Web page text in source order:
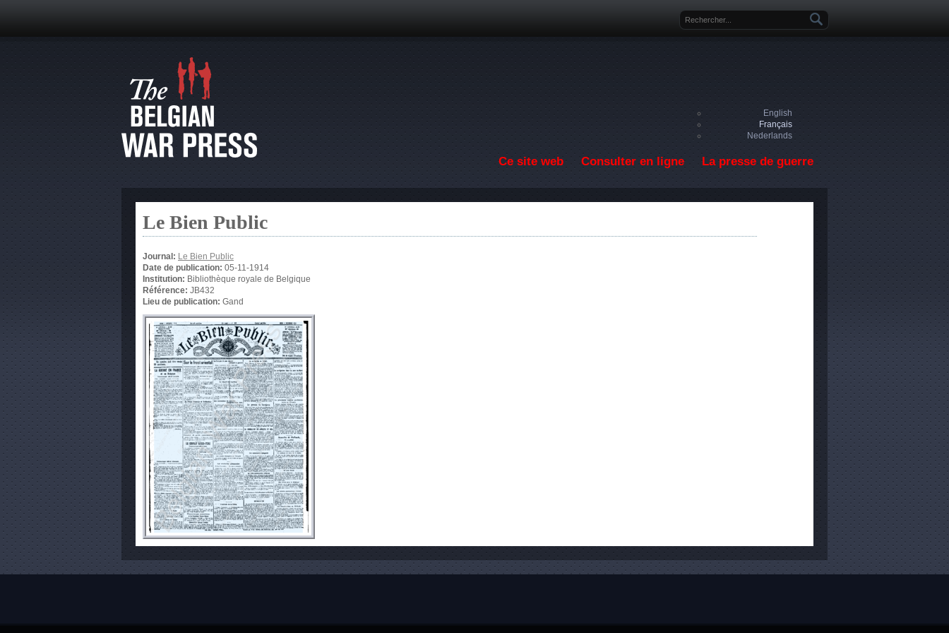
Formulaire de recherche
English
Français
Nederlands
Ce site web Consulter en ligne La presse de guerre
Le Bien Public
Journal: Le Bien Public
Date de publication: 05-11-1914
Institution: Bibliothèque royale de Belgique
Référence: JB432
Lieu de publication: Gand